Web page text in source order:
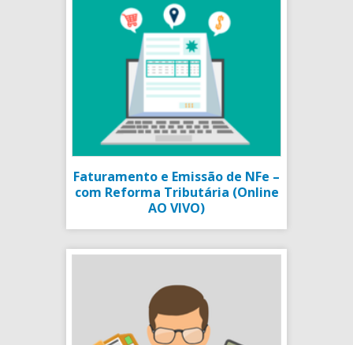
Faturamento e Emissão de NFe –
com Reforma Tributária (Online
AO VIVO)